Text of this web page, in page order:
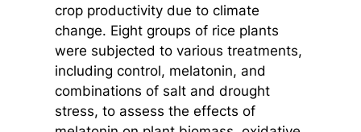
crop productivity due to climate
change. Eight groups of rice plants
were subjected to various treatments,
including control, melatonin, and
combinations of salt and drought
stress, to assess the effects of